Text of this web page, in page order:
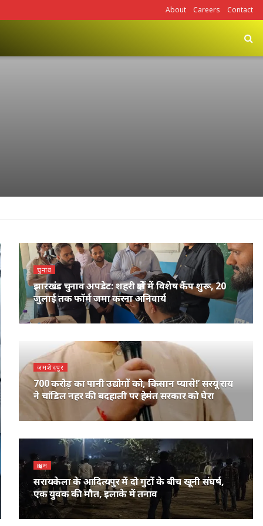
About Careers Contact
चुनाव
झारखंड चुनाव अपडेट: शहरी क्षेत्रों में विशेष कैंप शुरू, 20
जुलाई तक फॉर्म जमा करना अनिवार्य
जमशेदपुर
700 करोड़ का पानी उद्योगों को, किसान प्यासे!’ सरयू राय
ने चांडिल नहर की बदहाली पर हेमंत सरकार को घेरा
क्राइम
सरायकेला के आदित्यपुर में दो गुटों के बीच खूनी संघर्ष,
एक युवक की मौत, इलाके में तनाव